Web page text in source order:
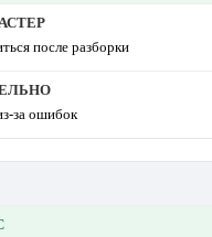
после разборки
за ошибок